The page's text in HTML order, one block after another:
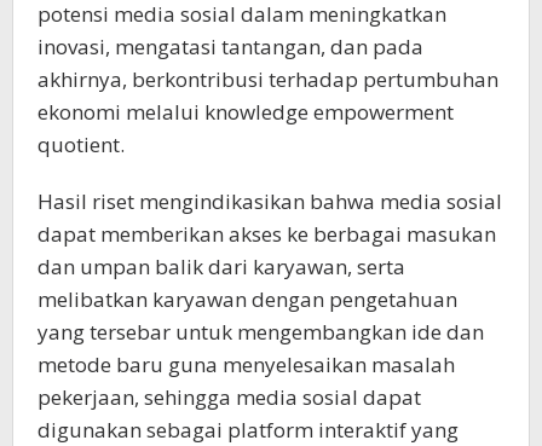
potensi media sosial dalam meningkatkan
inovasi, mengatasi tantangan, dan pada
akhirnya, berkontribusi terhadap pertumbuhan
ekonomi melalui knowledge empowerment
quotient.
Hasil riset mengindikasikan bahwa media sosial
dapat memberikan akses ke berbagai masukan
dan umpan balik dari karyawan, serta
melibatkan karyawan dengan pengetahuan
yang tersebar untuk mengembangkan ide dan
metode baru guna menyelesaikan masalah
pekerjaan, sehingga media sosial dapat
digunakan sebagai platform interaktif yang